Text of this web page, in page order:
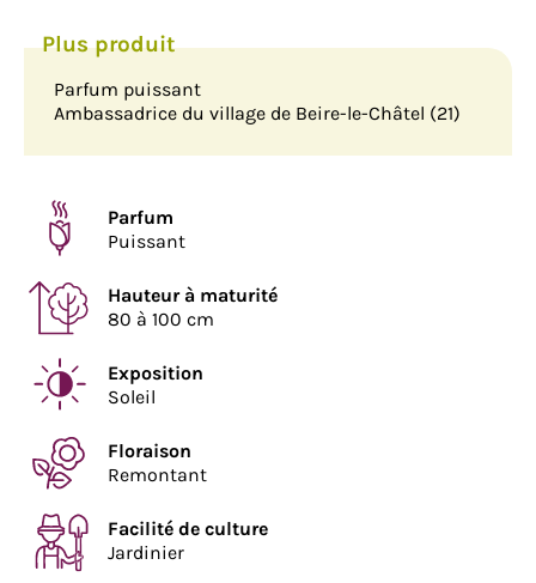
Parfum puissant
Ambassadrice du village de Beire-le-Châtel (21)
Parfum
Puissant
Hauteur à maturité
80 à 100 cm
Exposition
Soleil
Floraison
Remontant
Facilité de culture
Jardinier